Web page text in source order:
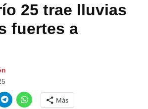
25 trae lluvias
fuertes a
Más